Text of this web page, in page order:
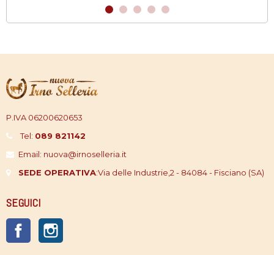
P.IVA 06200620653
Tel: 089 821142
Email: nuova@irnoselleria.it
SEDE OPERATIVA:Via delle Industrie,2 - 84084 - Fisciano (SA)
SEGUICI
Facebook